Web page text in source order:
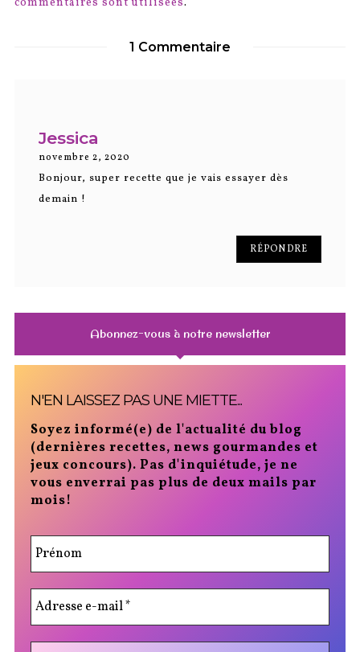
1 Commentaire
Jessica
novembre 2, 2020
Bonjour, super recette que je vais essayer dès
demain !
RÉPONDRE
Abonnez-vous à notre newsletter
N'EN LAISSEZ PAS UNE MIETTE...
Soyez informé(e) de l'actualité du blog
(dernières recettes, news gourmandes et
jeux concours). Pas d'inquiétude, je ne
vous enverrai pas plus de deux mails par
mois!